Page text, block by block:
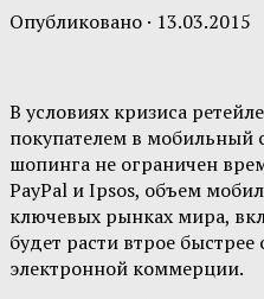
Опубликовано · 13.03.2015
В условиях кризиса
покупателем в мобильный
шопинга не ограничен
PayPal и Ipsos, объем
ключевых рынках мира,
будет расти втрое
электронной коммерции.